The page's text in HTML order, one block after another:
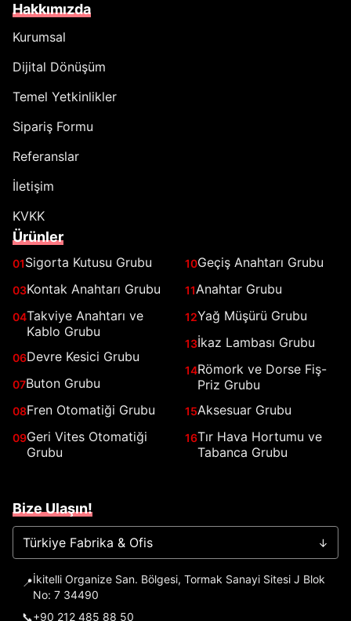
Hakkımızda
Kurumsal
Dijital Dönüşüm
Temel Yetkinlikler
Sipariş Formu
Referanslar
İletişim
KVKK
Ürünler
01Sigorta Kutusu Grubu
03Kontak Anahtarı Grubu
04Takviye Anahtarı ve
Kablo Grubu
06Devre Kesici Grubu
07Buton Grubu
08Fren Otomatiği Grubu
09Geri Vites Otomatiği
Grubu
10Geçiş Anahtarı Grubu
11Anahtar Grubu
12Yağ Müşürü Grubu
13İkaz Lambası Grubu
14Römork ve Dorse Fiş-
Priz Grubu
15Aksesuar Grubu
16Tır Hava Hortumu ve
Tabanca Grubu
Bize Ulaşın!
Türkiye Fabrika & Ofis →
📍İkitelli Organize San. Bölgesi, Tormak Sanayi Sitesi J Blok
No: 7 34490
📞+90 212 485 88 50